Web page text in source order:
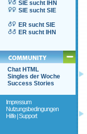
SIE sucht IHN
SIE sucht SIE
ER sucht SIE
ER sucht IHN
Chat HTML
Singles der Woche
Success Stories
Impressum
Nutzungsbedingungen
Hilfe | Support